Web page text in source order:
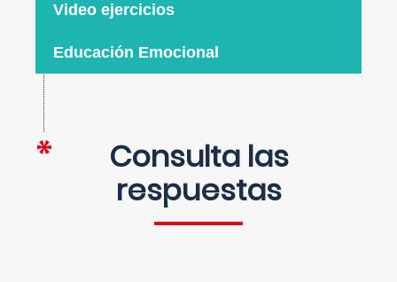
Video ejercicios
Educación Emocional
Consulta las
respuestas